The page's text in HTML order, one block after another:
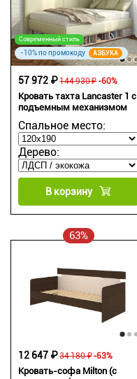
Современный стиль
-10% по промокоду АЗБУКА
Кровать тахта Lancaster 1 с
подъемным механизмом
Спальное место:
Дерево:
144 930 ₽
57 972 ₽ -60%
В корзину
63%
Кровать-софа Milton (с
34 180 ₽
12 647 ₽ -63%